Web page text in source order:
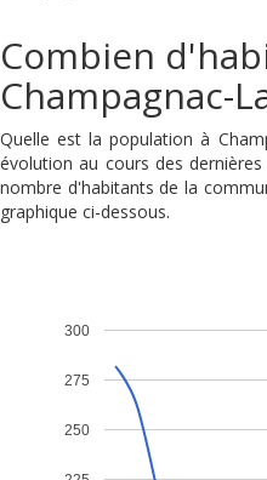
Combien
Champagnac-
Quelle est la population à
évolution au cours des
nombre d'habitants de la
graphique ci-dessous.
250
275
300